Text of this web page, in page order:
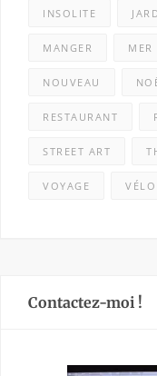
INSOLITE
MANGER MER
NOUVEAU
RESTAURANT
STREET ART
VOYAGE VÉLO
Contactez-moi !